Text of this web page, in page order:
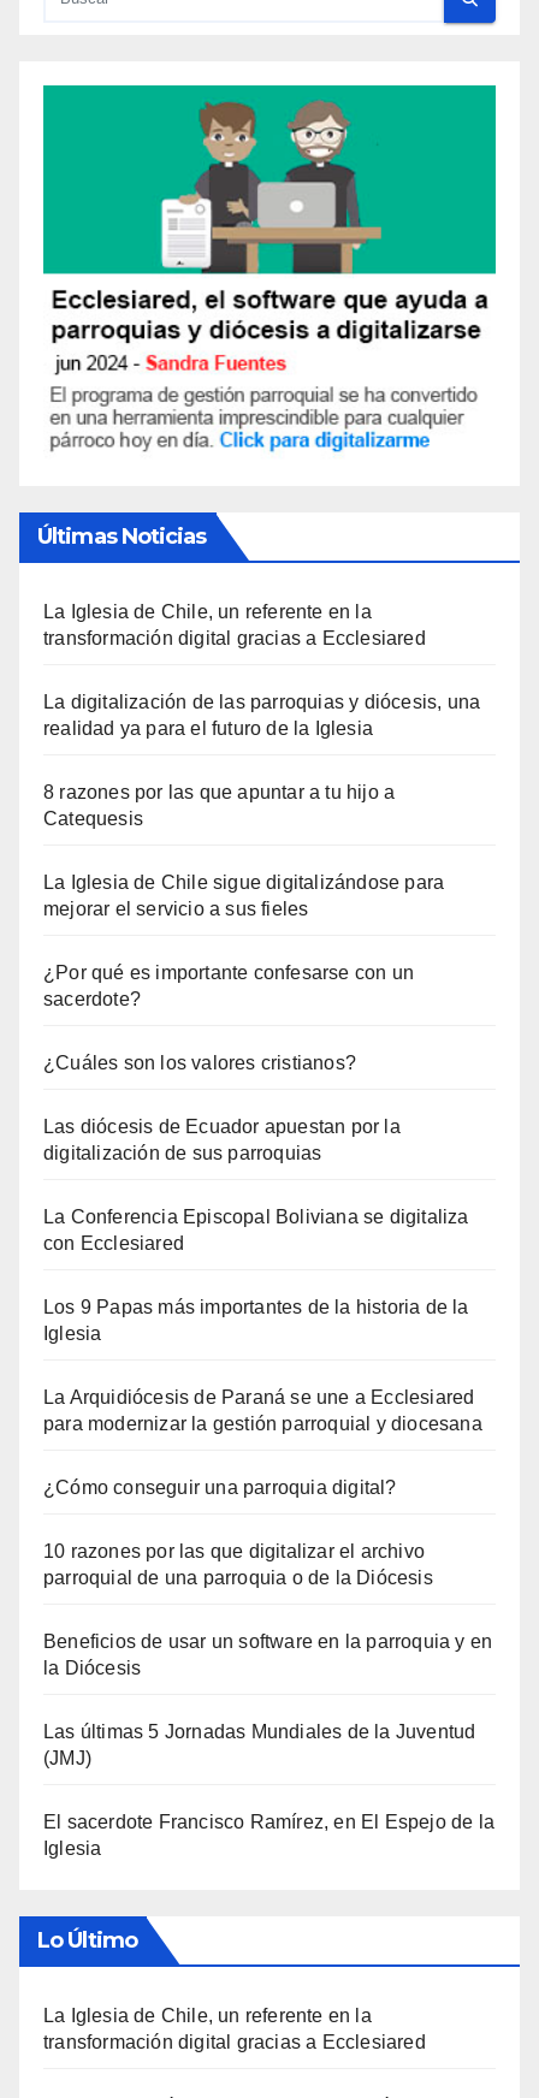
Últimas Noticias
La Iglesia de Chile, un referente en la
transformación digital gracias a Ecclesiared
La digitalización de las parroquias y diócesis, una
realidad ya para el futuro de la Iglesia
8 razones por las que apuntar a tu hijo a
Catequesis
La Iglesia de Chile sigue digitalizándose para
mejorar el servicio a sus fieles
¿Por qué es importante confesarse con un
sacerdote?
¿Cuáles son los valores cristianos?
Las diócesis de Ecuador apuestan por la
digitalización de sus parroquias
La Conferencia Episcopal Boliviana se digitaliza
con Ecclesiared
Los 9 Papas más importantes de la historia de la
Iglesia
La Arquidiócesis de Paraná se une a Ecclesiared
para modernizar la gestión parroquial y diocesana
¿Cómo conseguir una parroquia digital?
10 razones por las que digitalizar el archivo
parroquial de una parroquia o de la Diócesis
Beneficios de usar un software en la parroquia y en
la Diócesis
Las últimas 5 Jornadas Mundiales de la Juventud
(JMJ)
El sacerdote Francisco Ramírez, en El Espejo de la
Iglesia
Lo Último
La Iglesia de Chile, un referente en la
transformación digital gracias a Ecclesiared